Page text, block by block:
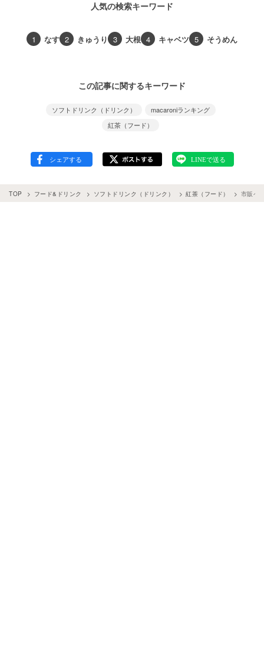
人気の検索キーワード
1 なす 2 きゅうり 3 大根 4 キャベツ 5 そうめん
この記事に関するキーワード
ソフトドリンク（ドリンク）
macaroniランキング
紅茶（フード）
TOP フード&ドリンク ソフトドリンク（ドリンク） 紅茶（フード） 市販ペ